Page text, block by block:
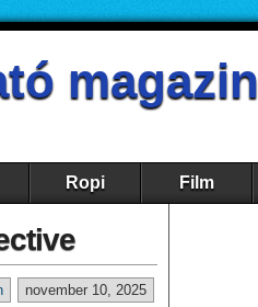
magazin
Ropi Film
november 10, 2025